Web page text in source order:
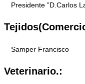
Presidente ”D.Carlos
Samper Francisco
Veterinario.: